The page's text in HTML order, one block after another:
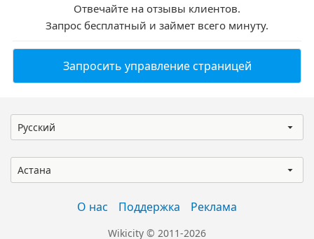
Отвечайте на отзывы клиентов.
Запрос бесплатный и займет всего минуту.
Запросить управление страницей
Русский
Астана
О нас Поддержка Реклама
Wikicity © 2011-2026